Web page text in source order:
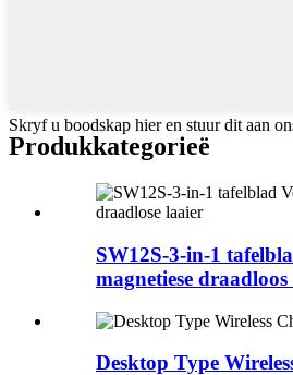
Skryf u boodskap hier en stuur dit aan
Produkkategorieë
SW12S-3-in-1
magnetiese draadloos
Desktop Type